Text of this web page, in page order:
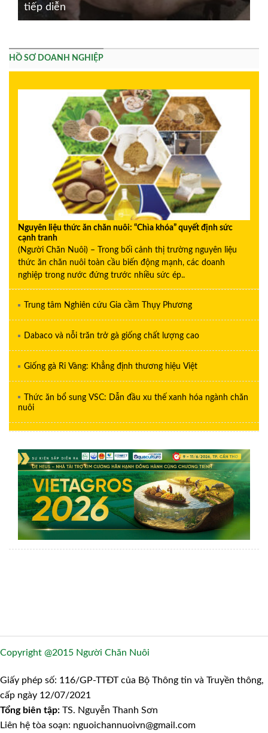
tiếp diễn
HỒ SƠ DOANH NGHIỆP
Nguyên liệu thức ăn chăn nuôi: “Chìa khóa” quyết định sức
cạnh tranh
(Người Chăn Nuôi) – Trong bối cảnh thị trường nguyên liệu
thức ăn chăn nuôi toàn cầu biến động mạnh, các doanh
nghiệp trong nước đứng trước nhiều sức ép..
Trung tâm Nghiên cứu Gia cầm Thụy Phương
Dabaco và nỗi trăn trở gà giống chất lượng cao
Giống gà Ri Vàng: Khẳng định thương hiệu Việt
Thức ăn bổ sung VSC: Dẫn đầu xu thế xanh hóa ngành chăn
nuôi
Copyright @2015 Người Chăn Nuôi
Giấy phép số: 116/GP-TTĐT của Bộ Thông tin và Truyền thông,
cấp ngày 12/07/2021
Tổng biên tập: TS. Nguyễn Thanh Sơn
Liên hệ tòa soạn: nguoichannuoivn@gmail.com